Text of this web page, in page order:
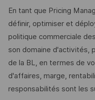
En tant que Pricing
définir, optimiser et
politique commerciale
son domaine d'activités,
de la BL, en termes de
d'affaires, marge,
responsabilités sont les